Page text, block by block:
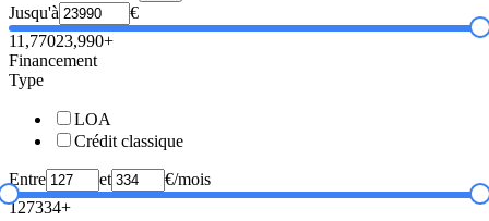
Jusqu'à
€
11,77023,990+
Financement
Type
LOA
Crédit classique
Entre et
€/mois
127334+